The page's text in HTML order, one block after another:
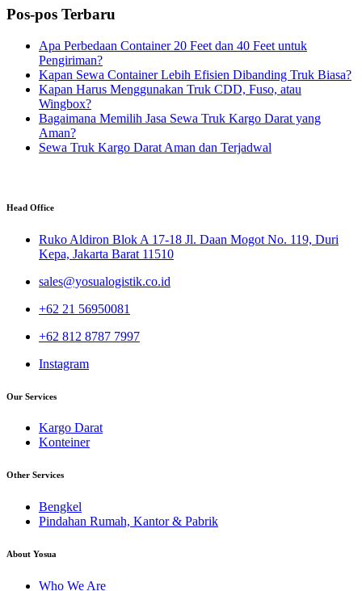
Pos-pos Terbaru
Apa Perbedaan Container 20 Feet dan 40 Feet untuk
Pengiriman?
Kapan Sewa Container Lebih Efisien Dibanding Truk Biasa?
Kapan Harus Menggunakan Truk CDD, Fuso, atau
Wingbox?
Bagaimana Memilih Jasa Sewa Truk Kargo Darat yang
Aman?
Sewa Truk Kargo Darat Aman dan Terjadwal
Head Office
Ruko Aldiron Blok A 17-18 Jl. Daan Mogot No. 119, Duri
Kepa, Jakarta Barat 11510
sales@yosualogistik.co.id
+62 21 56950081
+62 812 8787 7997
Instagram
Our Services
Kargo Darat
Konteiner
Other Services
Bengkel
Pindahan Rumah, Kantor & Pabrik
About Yosua
Who We Are